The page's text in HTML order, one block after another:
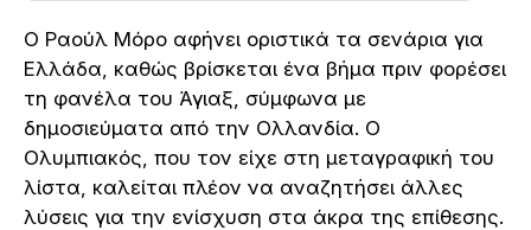
Ο Ραούλ Μόρο αφήνει οριστικά τα σενάρια για
Ελλάδα, καθώς βρίσκεται ένα βήμα πριν φορέσει
τη φανέλα του Άγιαξ, σύμφωνα με
δημοσιεύματα από την Ολλανδία. Ο
Ολυμπιακός, που τον είχε στη μεταγραφική του
λίστα, καλείται πλέον να αναζητήσει άλλες
λύσεις για την ενίσχυση στα άκρα της επίθεσης.